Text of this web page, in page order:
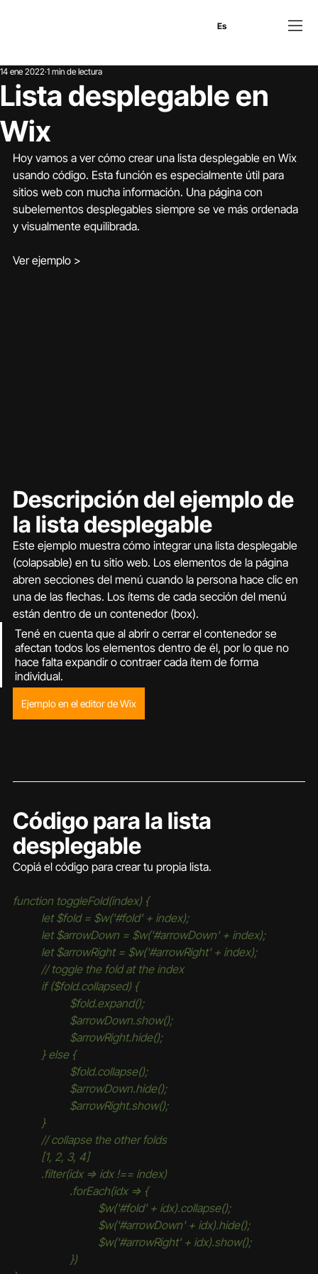
Es
Lista desplegable en
Wix
14 ene 2022 1 min de lectura
Hoy vamos a ver cómo crear una lista desplegable en Wix
usando código. Esta función es especialmente útil para
sitios web con mucha información. Una página con
subelementos desplegables siempre se ve más ordenada
y visualmente equilibrada.
Ver ejemplo >
Descripción del ejemplo de
la lista desplegable
Este ejemplo muestra cómo integrar una lista desplegable
(colapsable) en tu sitio web. Los elementos de la página
abren secciones del menú cuando la persona hace clic en
una de las flechas. Los ítems de cada sección del menú
están dentro de un contenedor (box).
Tené en cuenta que al abrir o cerrar el contenedor se
afectan todos los elementos dentro de él, por lo que no
hace falta expandir o contraer cada ítem de forma
individual.
Ejemplo en el editor de Wix
Código para la lista
desplegable
Copiá el código para crear tu propia lista.
function toggleFold(index) {
	let $fold = $w('#fold' + index);
	let $arrowDown = $w('#arrowDown' + index);
	let $arrowRight = $w('#arrowRight' + index);
	// toggle the fold at the index
	if ($fold.collapsed) {
		$fold.expand();
		$arrowDown.show();
		$arrowRight.hide();
	} else {
		$fold.collapse();
		$arrowDown.hide();
		$arrowRight.show();
	}
	// collapse the other folds
	[1, 2, 3, 4]
	.filter(idx => idx !== index)
		.forEach(idx => {
			$w('#fold' + idx).collapse();
			$w('#arrowDown' + idx).hide();
			$w('#arrowRight' + idx).show();
		})